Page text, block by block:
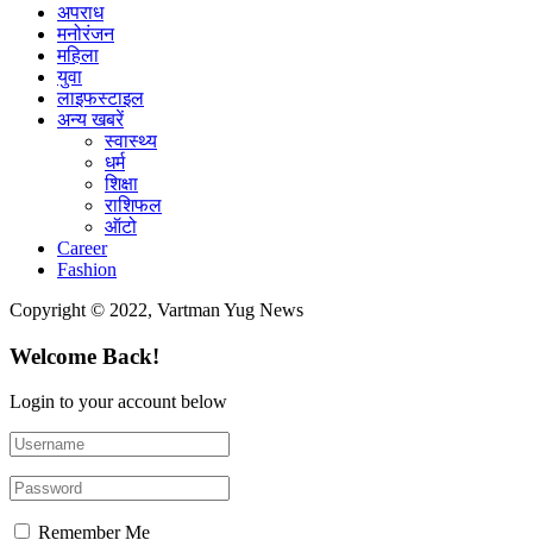
अपराध
मनोरंजन
महिला
युवा
लाइफस्टाइल
अन्य खबरें
स्वास्थ्य
धर्म
शिक्षा
राशिफल
ऑटो
Career
Fashion
Copyright © 2022, Vartman Yug News
Welcome Back!
Login to your account below
Remember Me